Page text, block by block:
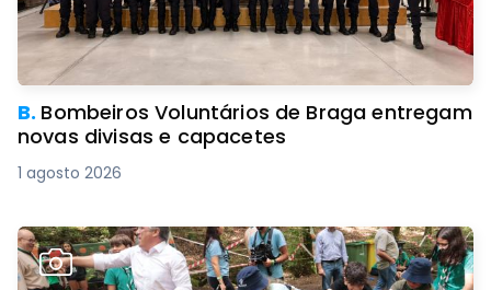
B. Bombeiros Voluntários de Braga entregam
novas divisas e capacetes
1 agosto 2026